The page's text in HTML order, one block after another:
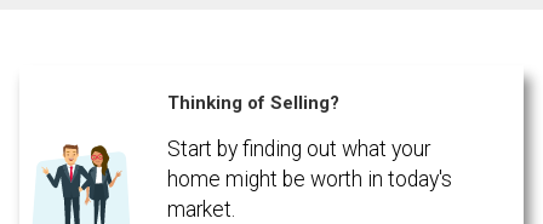
Thinking of Selling?
Start by finding out what your
home might be worth in today's
market.